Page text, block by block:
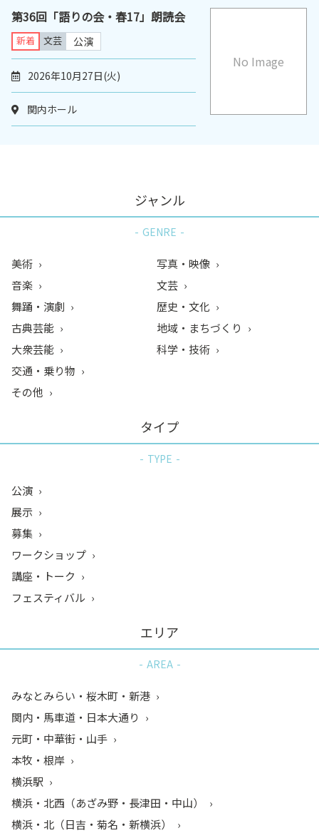
No Image
第36回「語りの会・春17」朗読会
新着 文芸 公演
2026年10月27日(火)
関内ホール
ジャンル
GENRE
美術
音楽
舞踊・演劇
古典芸能
大衆芸能
写真・映像
文芸
歴史・文化
地域・まちづくり
科学・技術
交通・乗り物
その他
タイプ
TYPE
公演
展示
募集
ワークショップ
講座・トーク
フェスティバル
エリア
AREA
みなとみらい・桜木町・新港
関内・馬車道・日本大通り
元町・中華街・山手
本牧・根岸
横浜駅
横浜・北西（あざみ野・長津田・中山）
横浜・北（日吉・菊名・新横浜）